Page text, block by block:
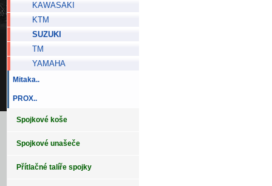
KAWASAKI
KTM
SUZUKI
TM
YAMAHA
Mitaka..
PROX..
Spojkové koše
Spojkové unašeče
Přítlačné talíře spojky